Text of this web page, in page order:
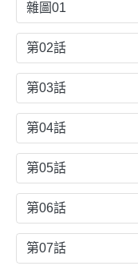
雜圖01
第02話
第03話
第04話
第05話
第06話
第07話